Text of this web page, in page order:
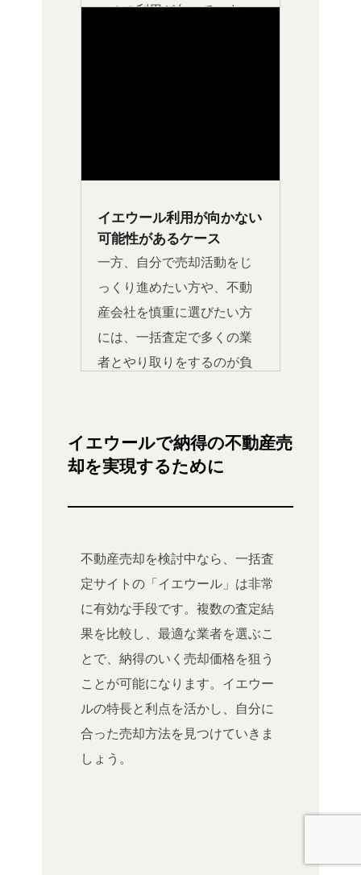
ールの利用が向いていま
イエウール利用が向かない
可能性があるケース
一方、自分で売却活動をじ
っくり進めたい方や、不動
産会社を慎重に選びたい方
には、一括査定で多くの業
者とやり取りをするのが負
て不動産会社を探し、個別
に相談していくのも一つの
イエウールで納得の不動産売
却を実現するために
不動産売却を検討中なら、一括査
定サイトの「イエウール」は非常
に有効な手段です。複数の査定結
果を比較し、最適な業者を選ぶこ
とで、納得のいく売却価格を狙う
ことが可能になります。イエウー
ルの特長と利点を活かし、自分に
合った売却方法を見つけていきま
しょう。